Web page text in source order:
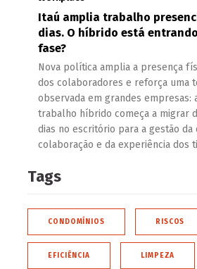
Itaú amplia trabalho
dias. O híbrido está
fase?
Nova política amplia a presença
dos colaboradores e reforça uma
observada em grandes empresas:
trabalho híbrido começa a migrar
dias no escritório para a gestão da
colaboração e da experiência dos
Tags
CONDOMÍNIOS RISCOS
EFICIÊNCIA LIMPEZA